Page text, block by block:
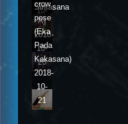
10-
19
Sirsasana
A)
2018-
10-
20
crow
pose
(Eka
Pada
Kakasana)
2018-
10-
21